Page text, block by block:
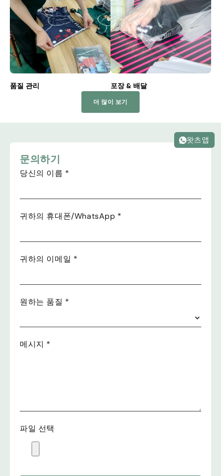
품질 관리 포장 & 배달
더 많이 보기
문의하기
당신의 이름 *
귀하의 휴대폰/WhatsApp *
귀하의 이메일 *
원하는 품질 *
메시지 *
파일 선택
왓츠앱